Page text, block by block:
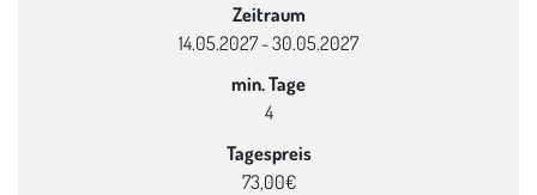
Zeitraum
14.05.2027 - 30.05.2027
min. Tage
4
Tagespreis
73,00€